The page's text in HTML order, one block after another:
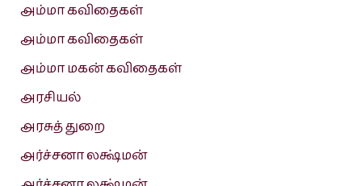
அம்மா கவிதைகள்
அம்மா கவிதைகள்
அம்மா மகன் கவிதைகள்
அரசியல்
அரசுத் துறை
அர்ச்சனா லக்ஷ்மன்